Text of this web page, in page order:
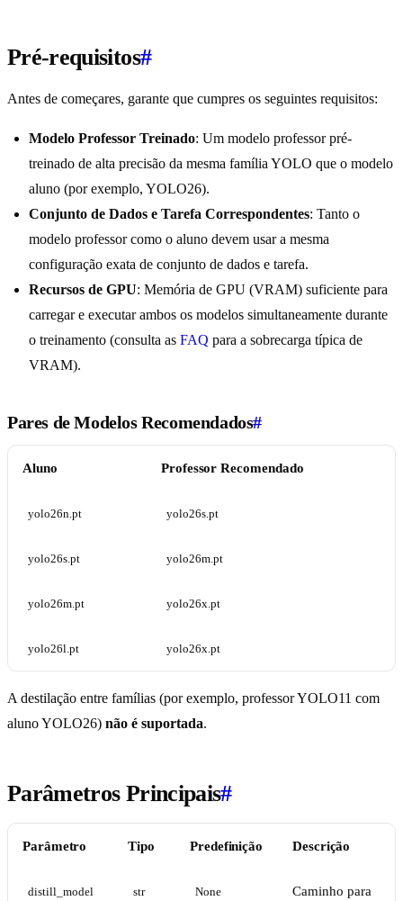
Pré-requisitos#
Antes de começares, garante que cumpres os seguintes requisitos:
Modelo Professor Treinado: Um modelo professor pré-
treinado de alta precisão da mesma família YOLO que o modelo
aluno (por exemplo, YOLO26).
Conjunto de Dados e Tarefa Correspondentes: Tanto o
modelo professor como o aluno devem usar a mesma
configuração exata de conjunto de dados e tarefa.
Recursos de GPU: Memória de GPU (VRAM) suficiente para
carregar e executar ambos os modelos simultaneamente durante
o treinamento (consulta as FAQ para a sobrecarga típica de
VRAM).
Pares de Modelos Recomendados#
Aluno Professor Recomendado
yolo26n.pt yolo26s.pt
yolo26s.pt yolo26m.pt
yolo26m.pt yolo26x.pt
yolo26l.pt yolo26x.pt
A destilação entre famílias (por exemplo, professor YOLO11 com
aluno YOLO26) não é suportada.
Parâmetros Principais#
Parâmetro Tipo Predefinição Descrição
distill_model str None
Caminho para